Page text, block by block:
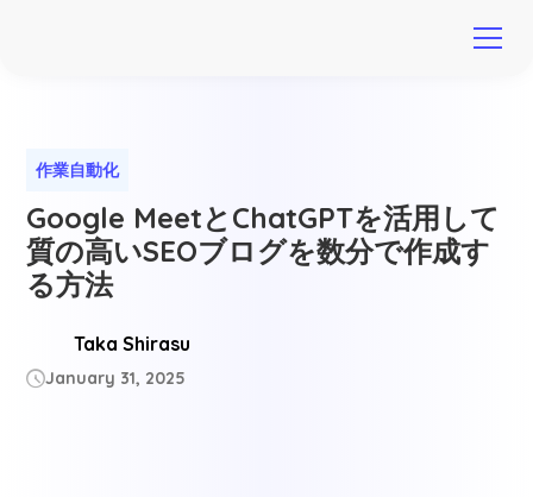
作業自動化
Google MeetとChatGPTを活用して
質の高いSEOブログを数分で作成す
る方法
Taka Shirasu
January 31, 2025